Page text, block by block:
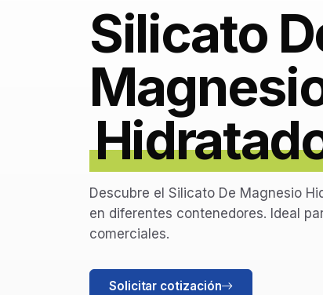
Silicato
Descubre el Silicato De Magnesio
en diferentes contenedores. Ideal
comerciales.
Solicitar cotización